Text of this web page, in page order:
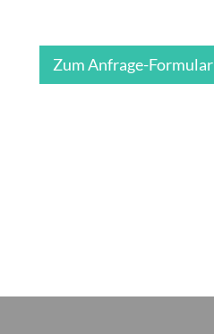
Zum Anfrage-Formular